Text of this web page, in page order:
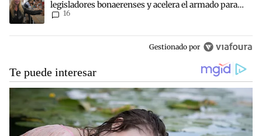
legisladores bonaerenses y acelera el armado para
2027
16
Gestionado por